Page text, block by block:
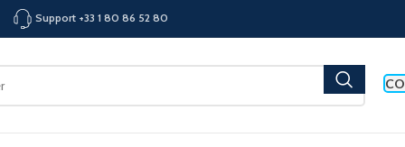
Support +33 1 80 86 52 80